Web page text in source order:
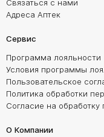
Связаться с нами
Адреса Аптек
Сервис
Программа лояльности
Условия программы
Пользовательское
Политика обработки
Согласие на
О Компании